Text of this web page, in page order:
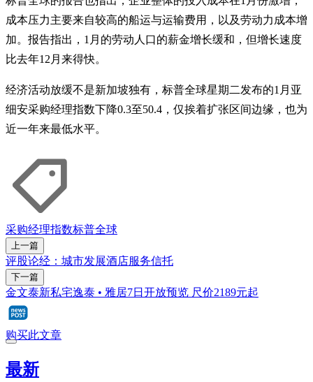
成本压力主要来自较高的船运与运输费用，以及劳动力成本增
加。报告指出，1月的劳动人口的薪金增长缓和，但增长速度
比去年12月来得快。
经济活动放缓不是新加坡独有，标普全球星期二发布的1月亚
细安采购经理指数下降0.3至50.4，仅挨着扩张区间边缘，也为
近一年来最低水平。
采购经理指数标普全球
上一篇
评股论经：城市发展酒店服务信托
下一篇
金文泰新私宅逸泰 • 雅居7日开放预览 尺价2189元起
购买此文章
最新